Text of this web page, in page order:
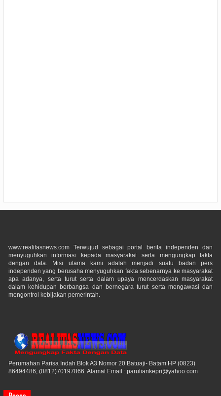
www.realitasnews.com Terwujud sebagai portal berita independen dan
menyuguhkan informasi kepada masyarakat serta mengungkap fakta
dengan data. Misi utama kami adalah menjadi suatu badan pers
independen yang berusaha menyuguhkan fakta sebenarnya ke masyarakat
apa adanya, serta turut serta dalam upaya mencerdaskan masyarakat
dalam kehidupan berbangsa dan bernegara turut serta mengawasi dan
mengontrol kebijakan pemerintah.
Perumahan Parisa Indah Blok A3 Nomor 20 Batuaji- Batam HP (0823)
86494486, (0812)70197866. Alamat Email : paruliankepri@yahoo.com